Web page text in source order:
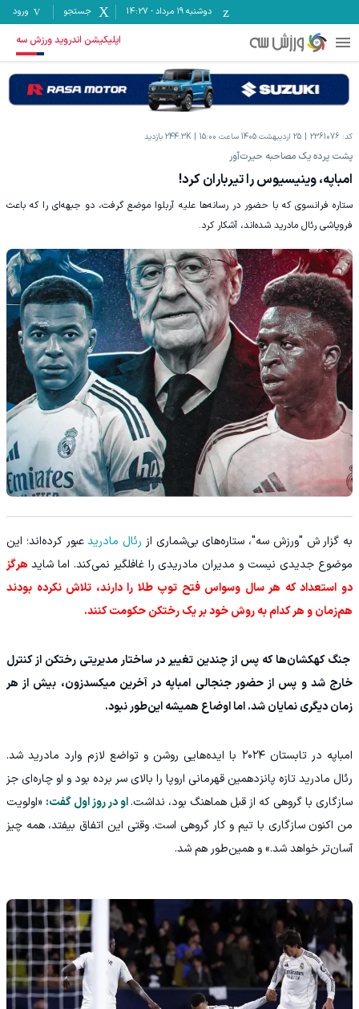
دوشنبه ۱۹ مرداد -
14:27 جستجو ورود
اپلیکیشن اندروید ورزش سه
کد: 2361076 25 اردیبهشت 1405 ساعت 15:00 244.3K بازدید
پشت پرده یک مصاحبه حیرت‌آور
امباپه، وینیسیوس را تیرباران کرد!
ستاره فرانسوی که با حضور در رسانه‌ها علیه آربلوا موضع گرفت، دو جبهه‌ای را که باعث
فروپاشی رئال مادرید شده‌اند، آشکار کرد.
به گزار ش "ورزش سه"، ستاره‌های بی‌شماری از رئال مادریدعبور کرده‌اند؛ این
موضوع جدیدی نیست و مدیران مادریدی را غافلگیر نمی‌کند. اما شاید هرگز
دو استعداد که هر سال وسواس فتح توپ طلا را دارند، تلاش نکرده بودند
هم‌زمان و هر کدام به روش خود بر یک رختکن حکومت کنند.
جنگ کهکشان‌ها که پس از چندین تغییر در ساختار مدیریتی رختکن از کنترل
خارج شد و پس از حضور جنجالی امباپه در آخرین میکسدزون، بیش از هر
زمان دیگری نمایان شد. اما اوضاع همیشه این‌طور نبود.
امباپه در تابستان ۲۰۲۴ با ایده‌هایی روشن و تواضع لازم وارد مادرید شد.
رئال مادرید تازه پانزدهمین قهرمانی اروپا را بالای سر برده بود و او چاره‌ای جز
سازگاری با گروهی که از قبل هماهنگ بود، نداشت.او در روز اول گفت: «اولویت
من اکنون سازگاری با تیم و کار گروهی است. وقتی این اتفاق بیفتد، همه چیز
آسان‌تر خواهد شد.» و همین‌طور هم شد.